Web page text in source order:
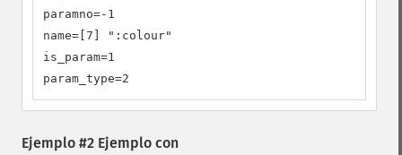
paramno=-1
name=[7] ":colour"
is_param=1
param_type=2
Ejemplo #2 Ejemplo con